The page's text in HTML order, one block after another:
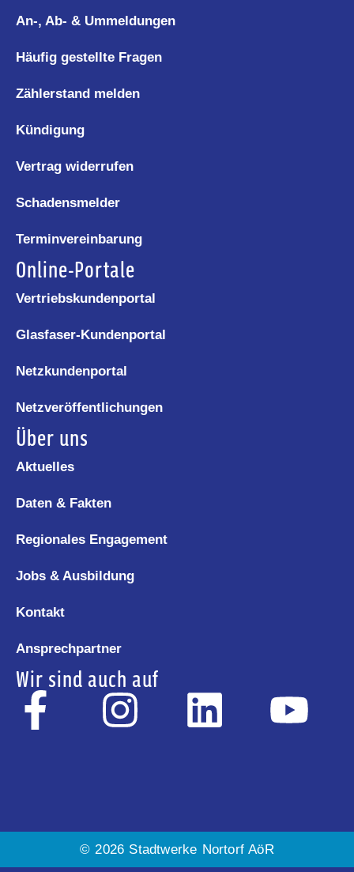
An-, Ab- & Ummeldungen
Häufig gestellte Fragen
Zählerstand melden
Kündigung
Vertrag widerrufen
Schadensmelder
Terminvereinbarung
Online-Portale
Vertriebskundenportal
Glasfaser-Kundenportal
Netzkundenportal
Netzveröffentlichungen
Über uns
Aktuelles
Daten & Fakten
Regionales Engagement
Jobs & Ausbildung
Kontakt
Ansprechpartner
Wir sind auch auf
© 2026 Stadtwerke Nortorf AöR